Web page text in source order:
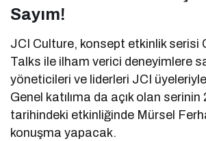
Sayım!
JCI Culture, konsept etkinlik serisi
Talks ile ilham verici deneyimlere
yöneticileri ve liderleri JCI
Genel katılıma da açık olan
tarihindeki etkinliğinde Mürsel
konuşma yapacak.